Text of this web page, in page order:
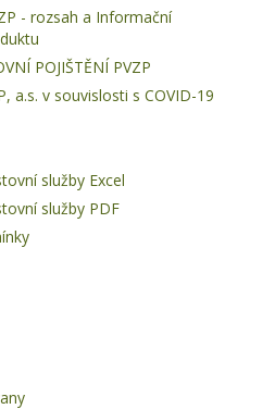
- rozsah a Informační
POJIŠTĚNÍ PVZP
a.s. v souvislosti s COVID-19
služby Excel
služby PDF